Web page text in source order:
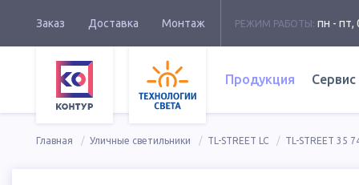
Заказ Доставка Монтаж РЕЖИМ РАБОТЫ: пн - пт,
Продукция Сервис
Главная Уличные светильники TL-STREET LC TL-STREET 35